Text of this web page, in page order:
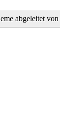
abgeleitet von